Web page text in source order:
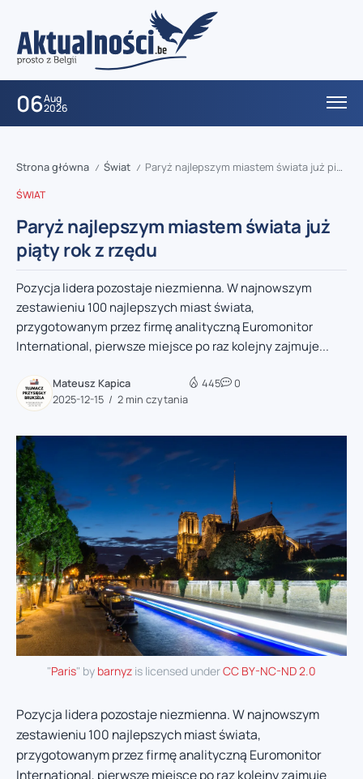
06Aug
2026
Strona główna / Świat / Paryż najlepszym miastem świata już piąty rok z rzędu
ŚWIAT
Paryż najlepszym miastem świata już
piąty rok z rzędu
Pozycja lidera pozostaje niezmienna. W najnowszym
zestawieniu 100 najlepszych miast świata,
przygotowanym przez firmę analityczną Euromonitor
International, pierwsze miejsce po raz kolejny zajmuje...
Mateusz Kapica
2025-12-15
2 min czytania
445 0
"Paris" by barnyz is licensed underCC BY-NC-ND 2.0
Pozycja lidera pozostaje niezmienna. W najnowszym
zestawieniu 100 najlepszych miast świata,
przygotowanym przez firmę analityczną Euromonitor
International, pierwsze miejsce po raz kolejny zajmuje